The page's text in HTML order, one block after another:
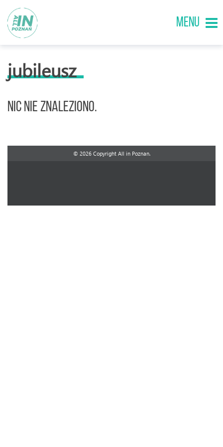
MENU
jubileusz
Nic nie znaleziono.
© 2026 Copyright All in Poznan.